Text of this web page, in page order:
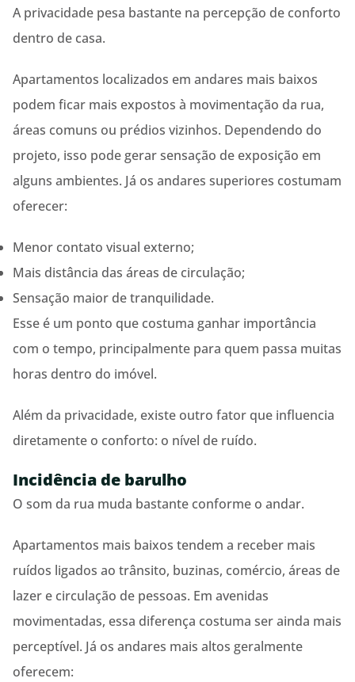
A privacidade pesa bastante na percepção de conforto
dentro de casa.
Apartamentos localizados em andares mais baixos
podem ficar mais expostos à movimentação da rua,
áreas comuns ou prédios vizinhos. Dependendo do
projeto, isso pode gerar sensação de exposição em
alguns ambientes. Já os andares superiores costumam
oferecer:
Menor contato visual externo;
Mais distância das áreas de circulação;
Sensação maior de tranquilidade.
Esse é um ponto que costuma ganhar importância
com o tempo, principalmente para quem passa muitas
horas dentro do imóvel.
Além da privacidade, existe outro fator que influencia
diretamente o conforto: o nível de ruído.
Incidência de barulho
O som da rua muda bastante conforme o andar.
Apartamentos mais baixos tendem a receber mais
ruídos ligados ao trânsito, buzinas, comércio, áreas de
lazer e circulação de pessoas. Em avenidas
movimentadas, essa diferença costuma ser ainda mais
perceptível. Já os andares mais altos geralmente
oferecem: